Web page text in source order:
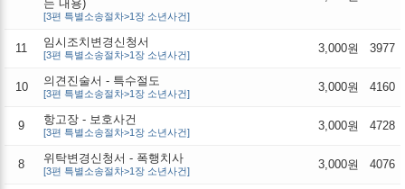
는 내용)
[3편 특별소송절차>1장 소년사건]
11 임시조치변경신청서
[3편 특별소송절차>1장 소년사건] 3,000원 3977
10 의견진술서 - 특수절도
[3편 특별소송절차>1장 소년사건] 3,000원 4160
9 항고장 - 보호사건
[3편 특별소송절차>1장 소년사건] 3,000원 4728
8 위탁변경신청서 - 폭행치사
[3편 특별소송절차>1장 소년사건] 3,000원 4076